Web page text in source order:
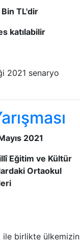
TL'dir
katılabilir
2021 senaryo
2021
Eğitim ve Kültür
Ortaokul
ile birlikte ülkemizin